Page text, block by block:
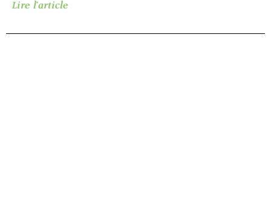
Lire l'article